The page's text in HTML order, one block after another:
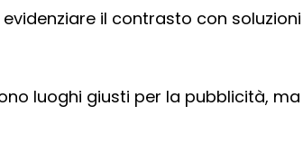
il contrasto con soluzioni
luoghi giusti per la pubblicità, ma